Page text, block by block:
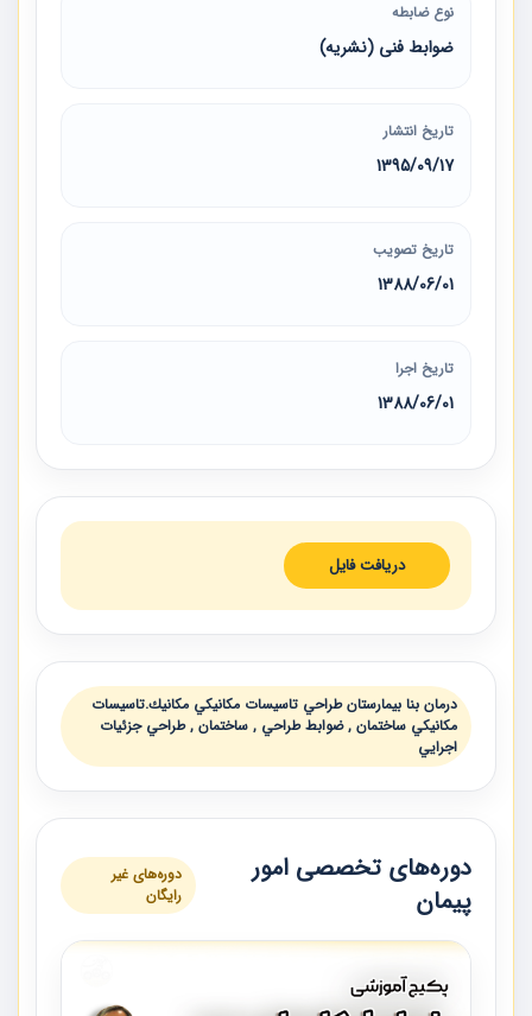
نوع ضابطه
ضوابط فنی (نشریه)
تاریخ انتشار
1395/09/17
تاریخ تصویب
1388/06/01
تاریخ اجرا
1388/06/01
دریافت فایل
درمان بنا بيمارستان طراحي تاسيسات مكانيكي مكانيك.تاسيسات
مكانيكي ساختمان , ضوابط طراحي , ساختمان , طراحي جزئيات
اجرايي
دوره‌های تخصصی امور
پیمان
دوره‌های غیر
رایگان